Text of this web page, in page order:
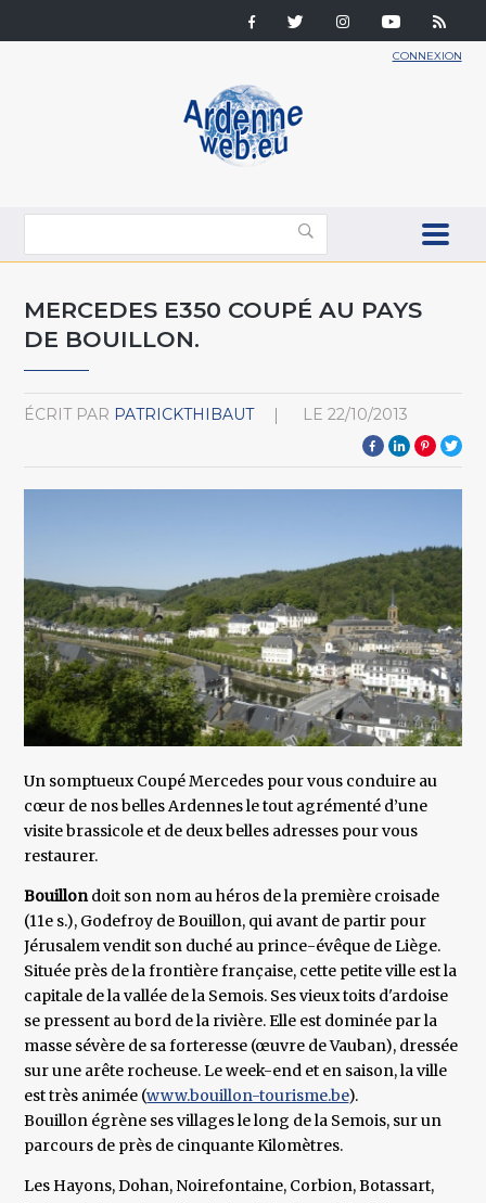
CONNEXION
MERCEDES E350 COUPÉ AU PAYS
DE BOUILLON.
ÉCRIT PAR PATRICKTHIBAUT LE 22/10/2013
Un somptueux Coupé Mercedes pour vous conduire au
cœur de nos belles Ardennes le tout agrémenté d’une
visite brassicole et de deux belles adresses pour vous
restaurer.
Bouillondoit son nom au héros de la première croisade
(11e s.), Godefroy de Bouillon, qui avant de partir pour
Jérusalem vendit son duché au prince-évêque de Liège.
Située près de la frontière française, cette petite ville est la
capitale de la vallée de la Semois. Ses vieux toits d'ardoise
se pressent au bord de la rivière. Elle est dominée par la
masse sévère de sa forteresse (œuvre de Vauban), dressée
sur une arête rocheuse. Le week-end et en saison, la ville
est très animée (www.bouillon-tourisme.be).
Bouillon égrène ses villages le long de la Semois, sur un
parcours de près de cinquante Kilomètres.
Les Hayons, Dohan, Noirefontaine, Corbion, Botassart,